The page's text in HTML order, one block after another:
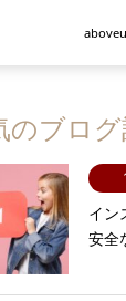
のブロ
イン
安全